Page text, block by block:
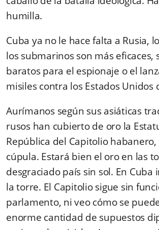
humilla.
Cuba ya no le hace falta a Rusia,
los submarinos son más eficaces,
baratos para el espionaje o el
misiles contra los Estados Unidos
Aurímanos según sus asiáticas
rusos han cubierto de oro la
República del Capitolio
cúpula. Estará bien el oro en las
desgraciado país sin sol. En
la torre. El Capitolio sigue sin
parlamento, ni veo cómo se
enorme cantidad de supuestos